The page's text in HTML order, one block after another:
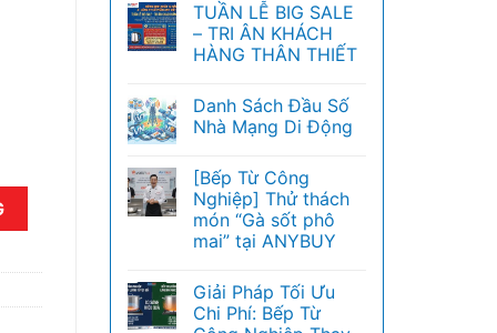
lượng
TUẦN LỄ BIG SALE
– TRI ÂN KHÁCH
HÀNG THÂN THIẾT
Danh Sách Đầu Số
Nhà Mạng Di Động
[Bếp Từ Công
Nghiệp] Thử thách
món “Gà sốt phô
mai” tại ANYBUY
Giải Pháp Tối Ưu
Chi Phí: Bếp Từ